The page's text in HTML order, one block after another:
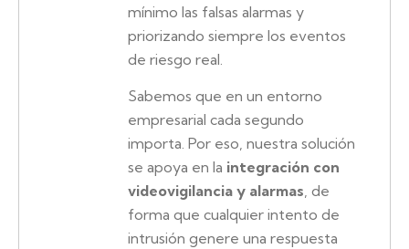
mínimo las falsas alarmas y
priorizando siempre los eventos
de riesgo real.
Sabemos que en un entorno
empresarial cada segundo
importa. Por eso, nuestra solución
se apoya en la integración con
videovigilancia y alarmas, de
forma que cualquier intento de
intrusión genere una respuesta